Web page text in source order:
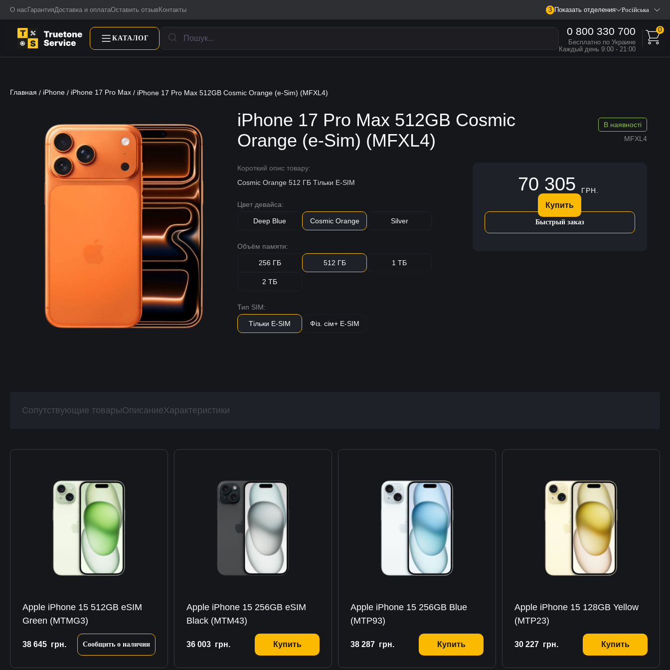
О нас ГарантияДоставка и оплатаОставить отзыв Контакты 3 Показать отделения Російська
КАТАЛОГ
0 800 330 700
Бесплатно по Украине
Каждый день 9:00 - 21:00
0
Главная / iPhone / iPhone 17 Pro Max / iPhone 17 Pro Max 512GB Cosmic Orange (e-Sim) (MFXL4)
iPhone 17 Pro Max 512GB Cosmic
Orange (e-Sim) (MFXL4)
MFXL4
В наявності
Короткий опис товару:
Cosmic Orange 512 ГБ Тільки E-SIM
Цвет девайса:
Deep Blue Cosmic Orange Silver
Объём памяти:
256 ГБ 512 ГБ 1 ТБ
2 ТБ
Тип SIM:
Тільки E-SIM Фіз. сім+ E-SIM
70 305 ГРН.
Купить
Быстрый заказ
Сопутствующие товарыОписаниеХарактеристики
Apple iPhone 15 512GB eSIM
Green (MTMG3)
38 645 грн. Сообщить о наличии
Apple iPhone 15 256GB eSIM
Black (MTM43)
36 003 грн. Купить
Apple iPhone 15 256GB Blue
(MTP93)
38 287 грн. Купить
Apple iPhone 15 128GB Yellow
(MTP23)
30 227 грн. Купить